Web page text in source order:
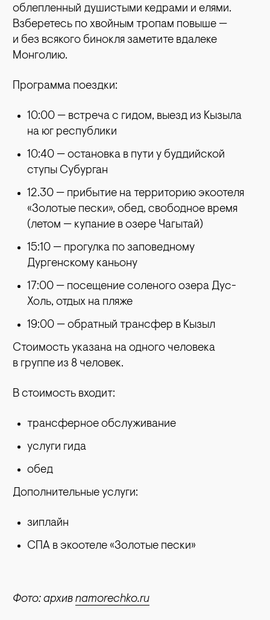
облепленный душистыми кедрами и елями.
Взберетесь по хвойным тропам повыше —
и без всякого бинокля заметите вдалеке
Монголию.
Программа поездки:
10:00 — встреча с гидом, выезд из Кызыла
на юг республики
10:40 — остановка в пути у буддийской
ступы Субурган
12.30 — прибытие на территорию экоотеля
«Золотые пески», обед, свободное время
(летом — купание в озере Чагытай)
15:10 — прогулка по заповедному
Дургенскому каньону
17:00 — посещение соленого озера Дус-
Холь, отдых на пляже
19:00 — обратный трансфер в Кызыл
Стоимость указана на одного человека
в группе из 8 человек.
В стоимость входит:
трансферное обслуживание
услуги гида
обед
Дополнительные услуги:
зиплайн
СПА в экоотеле «Золотые пески»
Фото: архив namorechko.ru